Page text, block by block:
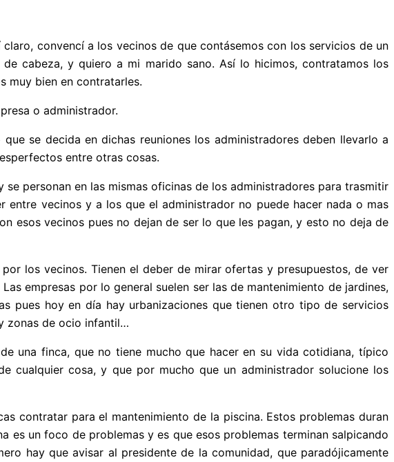
convencí a los vecinos de que contásemos con los servicios de un
cabeza, y quiero a mi marido sano. Así lo hicimos, contratamos los
muy bien en contratarles.
o administrador.
se decida en dichas reuniones los administradores deben llevarlo a
entre otras cosas.
personan en las mismas oficinas de los administradores para trasmitir
vecinos y a los que el administrador no puede hacer nada o mas
esos vecinos pues no dejan de ser lo que les pagan, y esto no deja de
los vecinos. Tienen el deber de mirar ofertas y presupuestos, de ver
empresas por lo general suelen ser las de mantenimiento de jardines,
pues hoy en día hay urbanizaciones que tienen otro tipo de servicios
zonas de ocio infantil…
una finca, que no tiene mucho que hacer en su vida cotidiana, típico
cualquier cosa, y que por mucho que un administrador solucione los
contratar para el mantenimiento de la piscina. Estos problemas duran
es un foco de problemas y es que esos problemas terminan salpicando
hay que avisar al presidente de la comunidad, que paradójicamente